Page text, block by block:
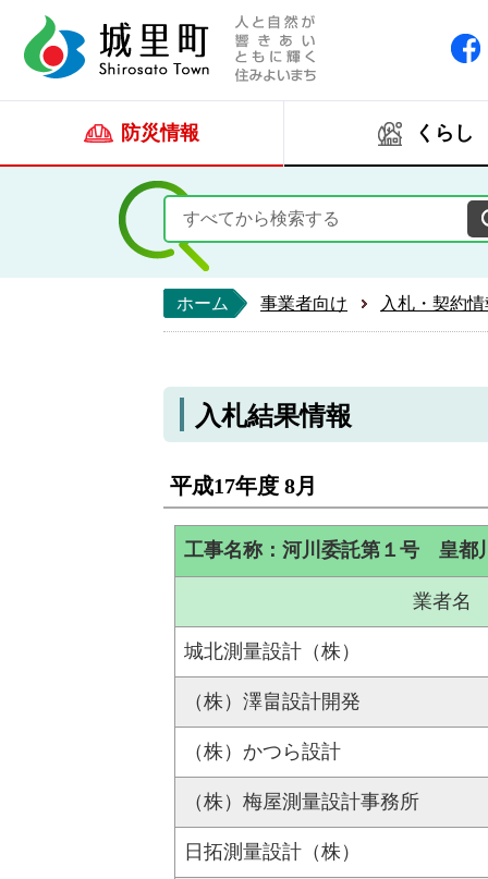
防災情報 くらし
ホーム 事業者向け 入札・契約
入札結果情報
平成17年度 8月
工事名称：河川委託第１号 皇都
業者名
城北測量設計（株）
（株）澤畠設計開発
（株）かつら設計
（株）梅屋測量設計事務所
日拓測量設計（株）